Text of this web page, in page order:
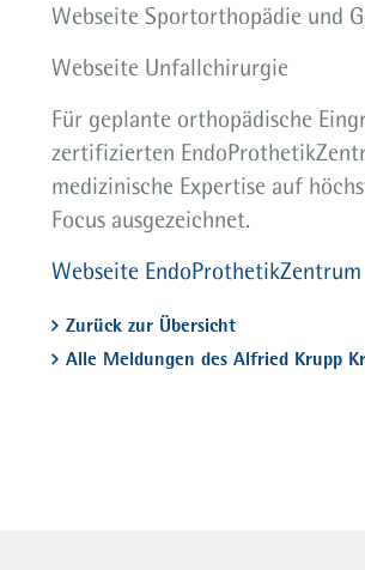
Webseite Sportorthopädie und
Webseite Unfallchirurgie
Für geplante orthopädische
zertifizierten
medizinische Expertise auf
Focus ausgezeichnet.
Webseite EndoProthetikZentrum
Zurück zur Übersicht
Alle Meldungen des Alfried Krupp